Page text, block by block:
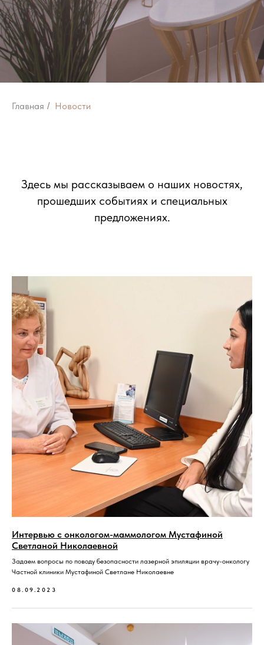
Главная / Новости
Здесь мы рассказываем о наших новостях,
прошедших событиях и специальных
предложениях.
Интервью с онкологом-маммологом Мустафиной
Светланой Николаевной
Задаем вопросы по поводу безопасности лазерной эпиляции врачу-онкологу
Частной клиники Мустафиной Светлане Николаевне
08.09.2023